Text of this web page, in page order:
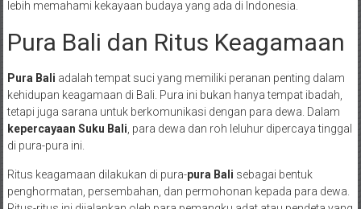
lebih memahami kekayaan budaya yang ada di Indonesia.
Pura Bali dan Ritus Keagamaan
Pura Bali adalah tempat suci yang memiliki peranan penting dalam
kehidupan keagamaan di Bali. Pura ini bukan hanya tempat ibadah,
tetapi juga sarana untuk berkomunikasi dengan para dewa. Dalam
kepercayaan Suku Bali , para dewa dan roh leluhur dipercaya tinggal
di pura-pura ini.
Ritus keagamaan dilakukan di pura-pura Bali sebagai bentuk
penghormatan, persembahan, dan permohonan kepada para dewa.